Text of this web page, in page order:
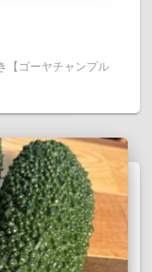
【ゴーヤチャンプル